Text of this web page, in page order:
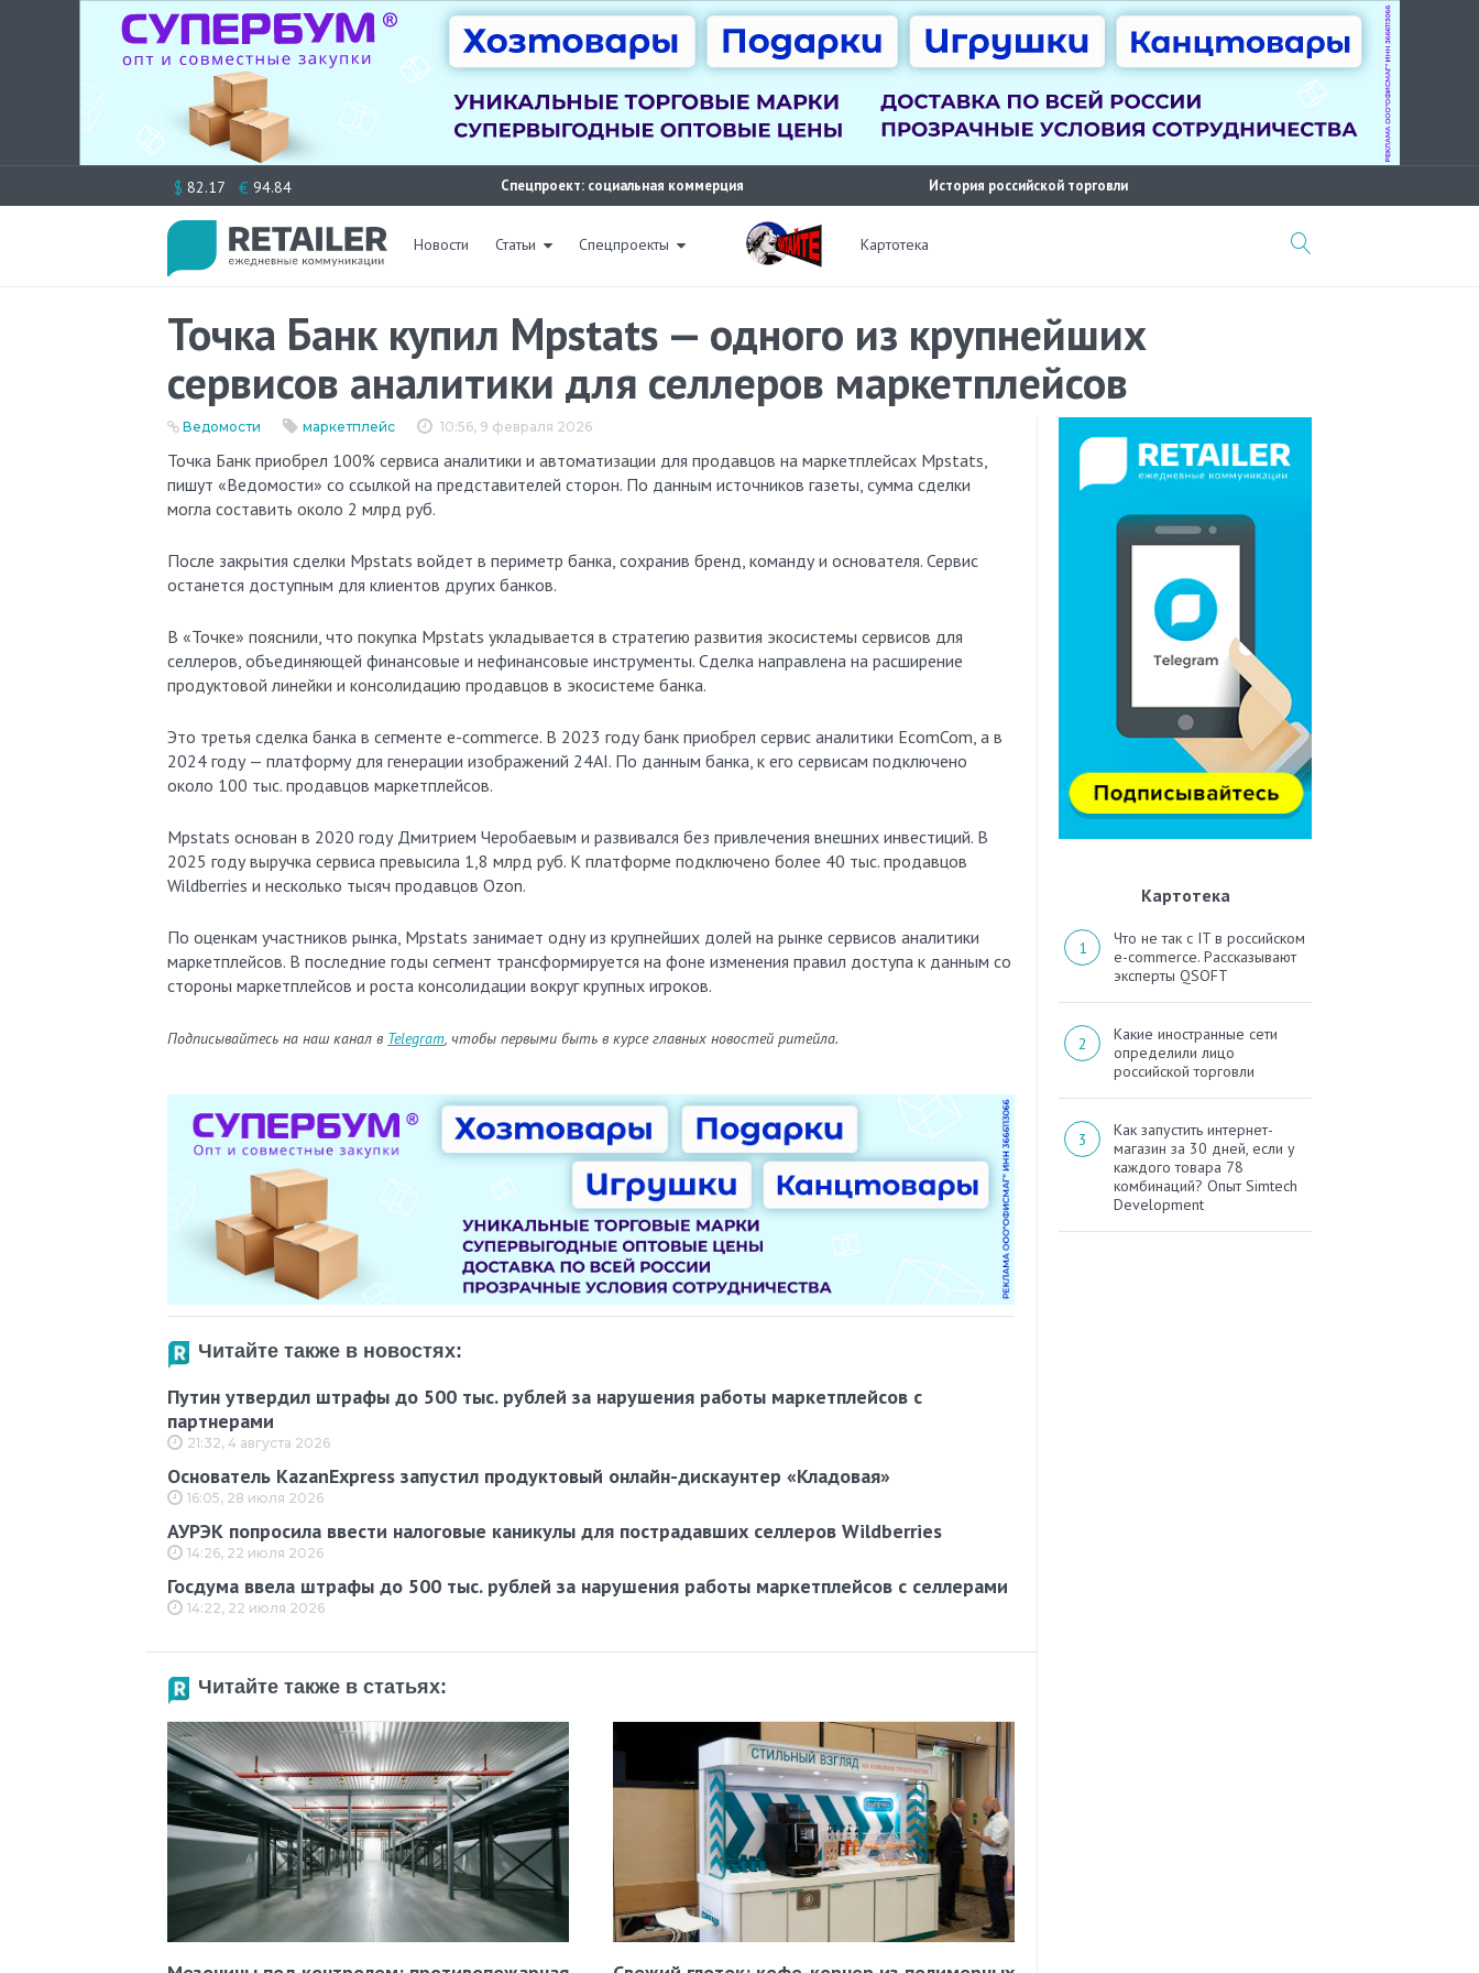
к
$ 82.17 € 94.84 Спецпроект: социальная коммерция История российской торговли
Новости Статьи Спецпроекты Картотека
Точка Банк купил Mpstats — одного из крупнейших
сервисов аналитики для селлеров маркетплейсов
10:56, 9 февраля 2026
Ведомости маркетплейс
Точка Банк приобрел 100% сервиса аналитики и автоматизации для продавцов на маркетплейсах Mpstats,
пишут «Ведомости» со ссылкой на представителей сторон. По данным источников газеты, сумма сделки
могла составить около 2 млрд руб.
После закрытия сделки Mpstats войдет в периметр банка, сохранив бренд, команду и основателя. Сервис
останется доступным для клиентов других банков.
В «Точке» пояснили, что покупка Mpstats укладывается в стратегию развития экосистемы сервисов для
селлеров, объединяющей финансовые и нефинансовые инструменты. Сделка направлена на расширение
продуктовой линейки и консолидацию продавцов в экосистеме банка.
Это третья сделка банка в сегменте e-commerce. В 2023 году банк приобрел сервис аналитики EcomCom, а в
2024 году — платформу для генерации изображений 24AI. По данным банка, к его сервисам подключено
около 100 тыс. продавцов маркетплейсов.
Mpstats основан в 2020 году Дмитрием Черобаевым и развивался без привлечения внешних инвестиций. В
2025 году выручка сервиса превысила 1,8 млрд руб. К платформе подключено более 40 тыс. продавцов
Wildberries и несколько тысяч продавцов Ozon.
По оценкам участников рынка, Mpstats занимает одну из крупнейших долей на рынке сервисов аналитики
маркетплейсов. В последние годы сегмент трансформируется на фоне изменения правил доступа к данным со
стороны маркетплейсов и роста консолидации вокруг крупных игроков.
Подписывайтесь на наш канал в Telegram, чтобы первыми быть в курсе главных новостей ритейла.
Читайте также в новостях:
Путин утвердил штрафы до 500 тыс. рублей за нарушения работы маркетплейсов с
партнерами
21:32, 4 августа 2026
Основатель KazanExpress запустил продуктовый онлайн-дискаунтер «Кладовая»
16:05, 28 июля 2026
АУРЭК попросила ввести налоговые каникулы для пострадавших селлеров Wildberries
14:26, 22 июля 2026
Госдума ввела штрафы до 500 тыс. рублей за нарушения работы маркетплейсов с селлерами
14:22, 22 июля 2026
Читайте также в статьях:
Картотека
Что не так с IT в российском
e-commerce. Рассказывают
эксперты QSOFT
Какие иностранные сети
определили лицо
российской торговли
Как запустить интернет-
магазин за 30 дней, если у
каждого товара 78
комбинаций? Опыт Simtech
Development